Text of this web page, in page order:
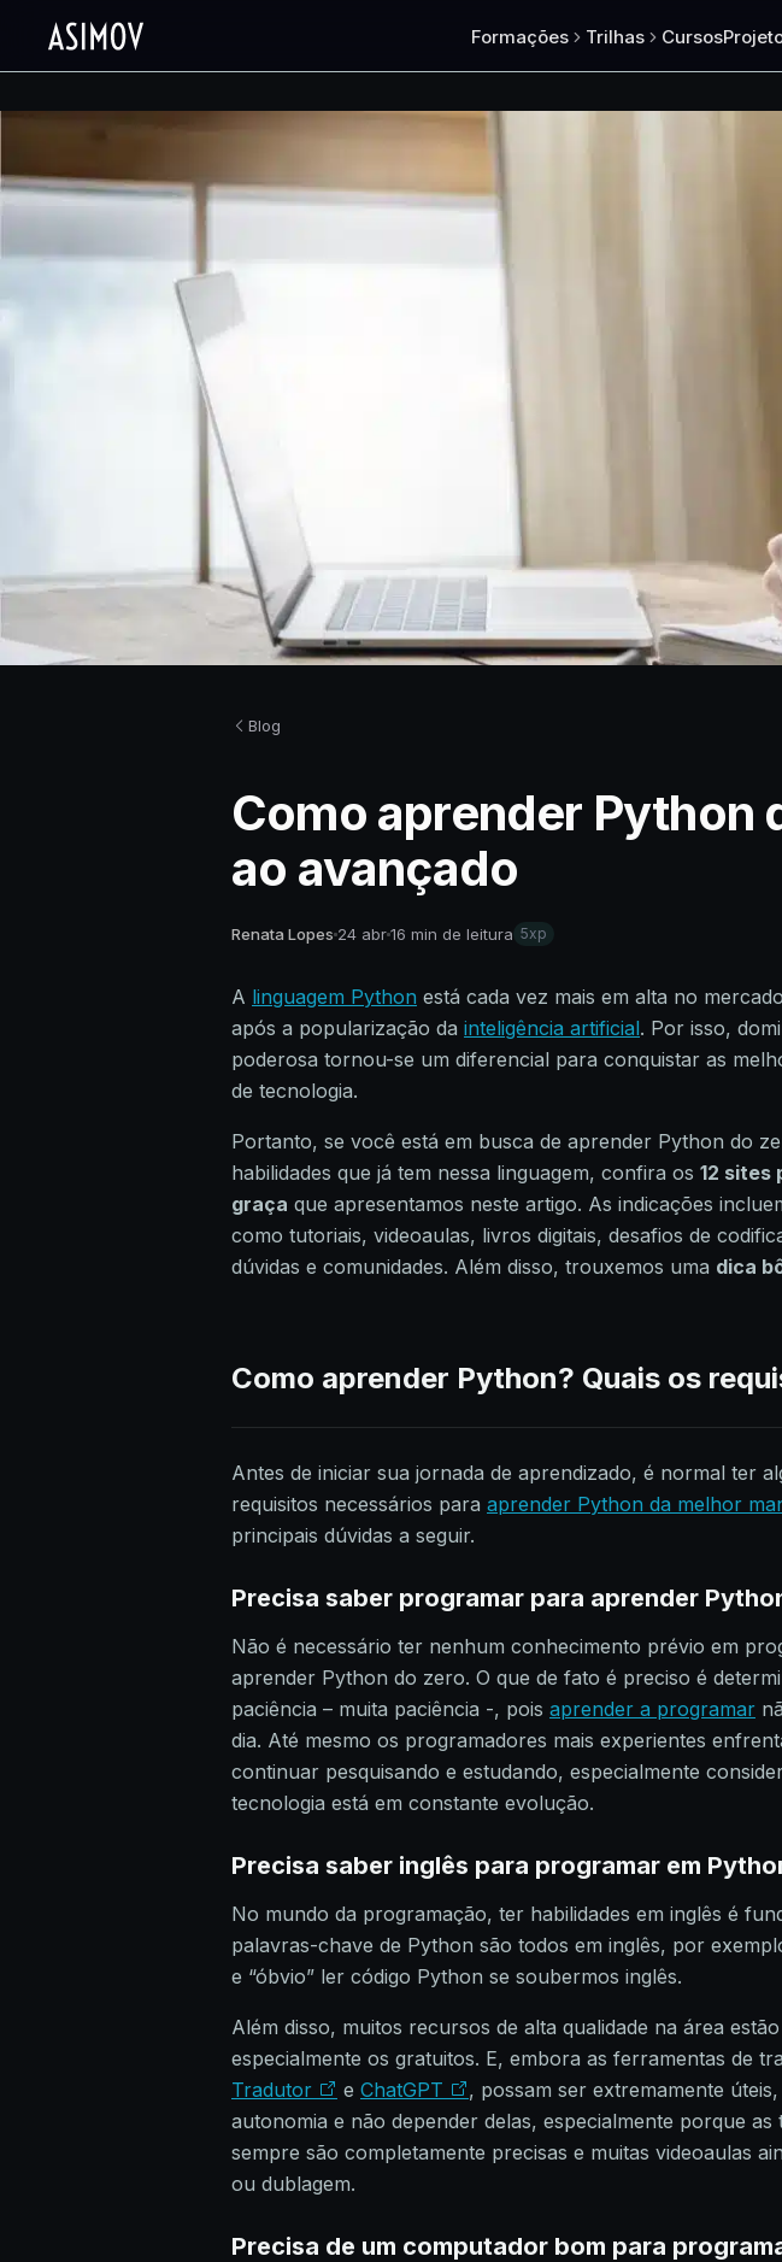
Formações Trilhas Cursos
Blog
Como aprender Python
ao avançado
Renata Lopes 24 abr16 min de leitura 5xp
A linguagem Python está cada vez mais em alta no
após a popularização da inteligência artificial. Por isso,
poderosa tornou-se um diferencial para conquistar as
de tecnologia.
Portanto, se você está em busca de aprender Python do
habilidades que já tem nessa linguagem, confira os 12 sites
graça que apresentamos neste artigo. As indicações
como tutoriais, videoaulas, livros digitais, desafios de
dúvidas e comunidades. Além disso, trouxemos uma dica
Como aprender Python? Quais os
Antes de iniciar sua jornada de aprendizado, é normal ter
requisitos necessários para aprender Python da melhor
principais dúvidas a seguir.
Precisa saber programar para aprender
Não é necessário ter nenhum conhecimento prévio em
aprender Python do zero. O que de fato é preciso é
paciência – muita paciência -, pois aprender a programar
dia. Até mesmo os programadores mais experientes
continuar pesquisando e estudando, especialmente
tecnologia está em constante evolução.
Precisa saber inglês para programar em
No mundo da programação, ter habilidades em inglês é
palavras-chave de Python são todos em inglês, por
e “óbvio” ler código Python se soubermos inglês.
Além disso, muitos recursos de alta qualidade na área
especialmente os gratuitos. E, embora as ferramentas de
Tradutor
e ChatGPT
, possam ser extremamente
autonomia e não depender delas, especialmente porque
sempre são completamente precisas e muitas videoaulas
ou dublagem.
Precisa de um computador bom para